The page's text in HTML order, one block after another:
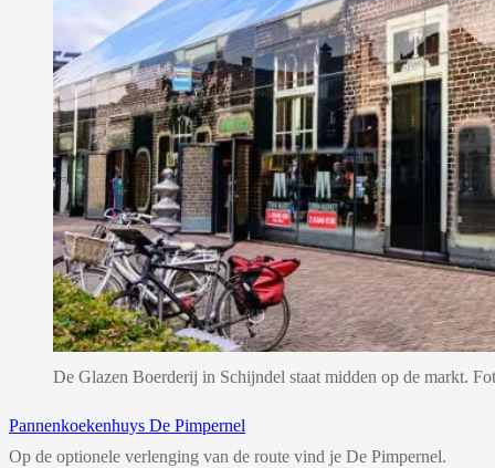
De Glazen Boerderij in Schijndel staat midden op de markt.
Pannenkoekenhuys De Pimpernel
Op de optionele verlenging van de route vind je De Pimpernel.